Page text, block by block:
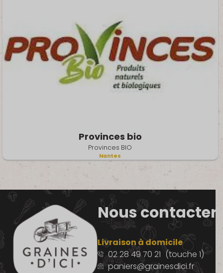
Provinces bio
Provinces BIO
Nantes
Nous contacter
Livraison à domicile
02 28 49 70 21 (touche 1)
paniers@grainesdici.fr